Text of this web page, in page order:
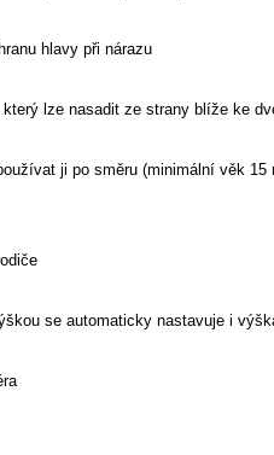
hlavy při nárazu
lze nasadit ze strany blíže ke
ji po směru (minimální věk
se automaticky nastavuje i